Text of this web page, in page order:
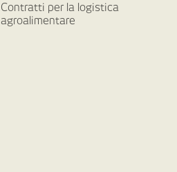
Contratti per la logistica
agroalimentare